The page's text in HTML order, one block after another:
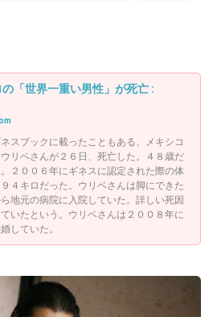
「世界一重い男性」が死亡 :
スブックに載ったこともある、メキシコ
リベさんが２６日、死亡した。４８歳だ
２００６年にギネスに認定された際の体
４キロだった。ウリベさんは脚にできた
地元の病院に入院していた。詳しい死因
いたという。ウリベさんは２００８年に
していた。